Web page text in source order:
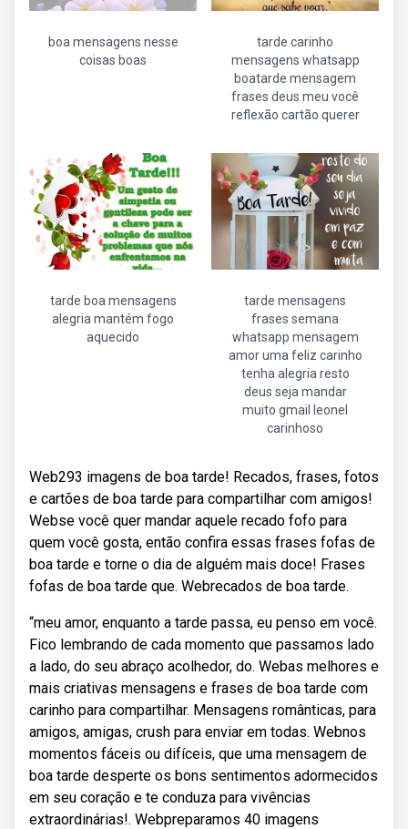
boa mensagens nesse
coisas boas
tarde carinho
mensagens whatsapp
boatarde mensagem
frases deus meu você
reflexão cartão querer
tarde boa mensagens
alegria mantém fogo
aquecido
tarde mensagens
frases semana
whatsapp mensagem
amor uma feliz carinho
tenha alegria resto
deus seja mandar
muito gmail leonel
carinhoso
Web293 imagens de boa tarde! Recados, frases, fotos
e cartões de boa tarde para compartilhar com amigos!
Webse você quer mandar aquele recado fofo para
quem você gosta, então confira essas frases fofas de
boa tarde e torne o dia de alguém mais doce! Frases
fofas de boa tarde que. Webrecados de boa tarde.
“meu amor, enquanto a tarde passa, eu penso em você.
Fico lembrando de cada momento que passamos lado
a lado, do seu abraço acolhedor, do. Webas melhores e
mais criativas mensagens e frases de boa tarde com
carinho para compartilhar. Mensagens românticas, para
amigos, amigas, crush para enviar em todas. Webnos
momentos fáceis ou difíceis, que uma mensagem de
boa tarde desperte os bons sentimentos adormecidos
em seu coração e te conduza para vivências
extraordinárias!. Webpreparamos 40 imagens